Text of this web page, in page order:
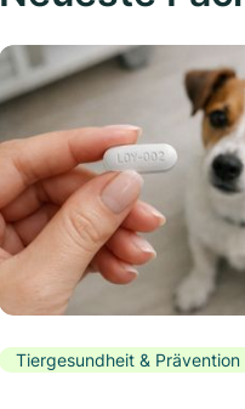
Tiergesundheit & Prävention